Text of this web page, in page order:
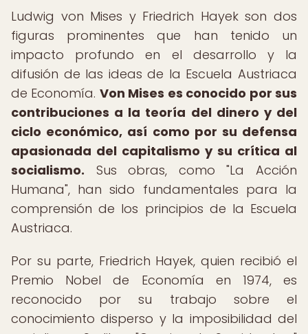
Ludwig von Mises y Friedrich Hayek son dos
figuras prominentes que han tenido un
impacto profundo en el desarrollo y la
difusión de las ideas de la Escuela Austriaca
de Economía. Von Mises es conocido por sus
contribuciones a la teoría del dinero y del
ciclo económico, así como por su defensa
apasionada del capitalismo y su crítica al
socialismo. Sus obras, como "La Acción
Humana", han sido fundamentales para la
comprensión de los principios de la Escuela
Austriaca.
Por su parte, Friedrich Hayek, quien recibió el
Premio Nobel de Economía en 1974, es
reconocido por su trabajo sobre el
conocimiento disperso y la imposibilidad del